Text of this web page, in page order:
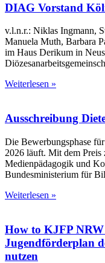
DIAG Vorstand
v.l.n.r.: Niklas Ingmann,
Manuela Muth, Barbara
im Haus Derikum in
Weiterlesen »
Ausschreibung
Die Bewerbungsphase
2026 läuft. Mit dem Preis
Medienpädagogik und
Bundesministerium für
Weiterlesen »
How to KJFP
Jugendförderplan
nutzen